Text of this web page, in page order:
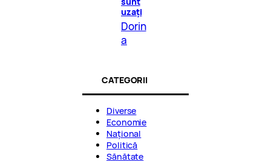
uzați
Dorin
a
CATEGORII
Diverse
Economie
Național
Politică
Sănătate